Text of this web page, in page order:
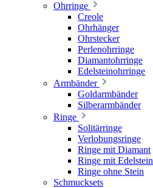
Ohrringe
Creole
Ohrhänger
Ohrstecker
Perlenohrringe
Diamantohrringe
Edelsteinohrringe
Armbänder
Goldarmbänder
Silberarmbänder
Ringe
Solitärringe
Verlobungsringe
Ringe mit Diamant
Ringe mit Edelstein
Ringe ohne Stein
Schmucksets